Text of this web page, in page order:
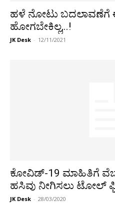
ಹಳೆ ನೋಟು ಬದಲಾವಣೆಗೆ
ಹೋಗಬೇಕಿಲ್ಲ,..!
JK Desk - 12/11/2021
ಕೋವಿಡ್-19 ಮಾಹಿತಿಗೆ
ಹಸಿವು ನೀಗಿಸಲು ಟೋಲ್
JK Desk - 28/03/2020